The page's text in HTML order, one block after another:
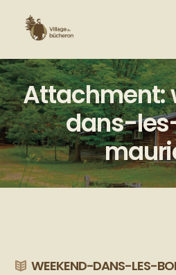
Attachment:
dans-
WEEKEND-DANS-LES-